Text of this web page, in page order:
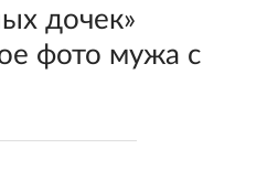
дочек»
фото мужа с